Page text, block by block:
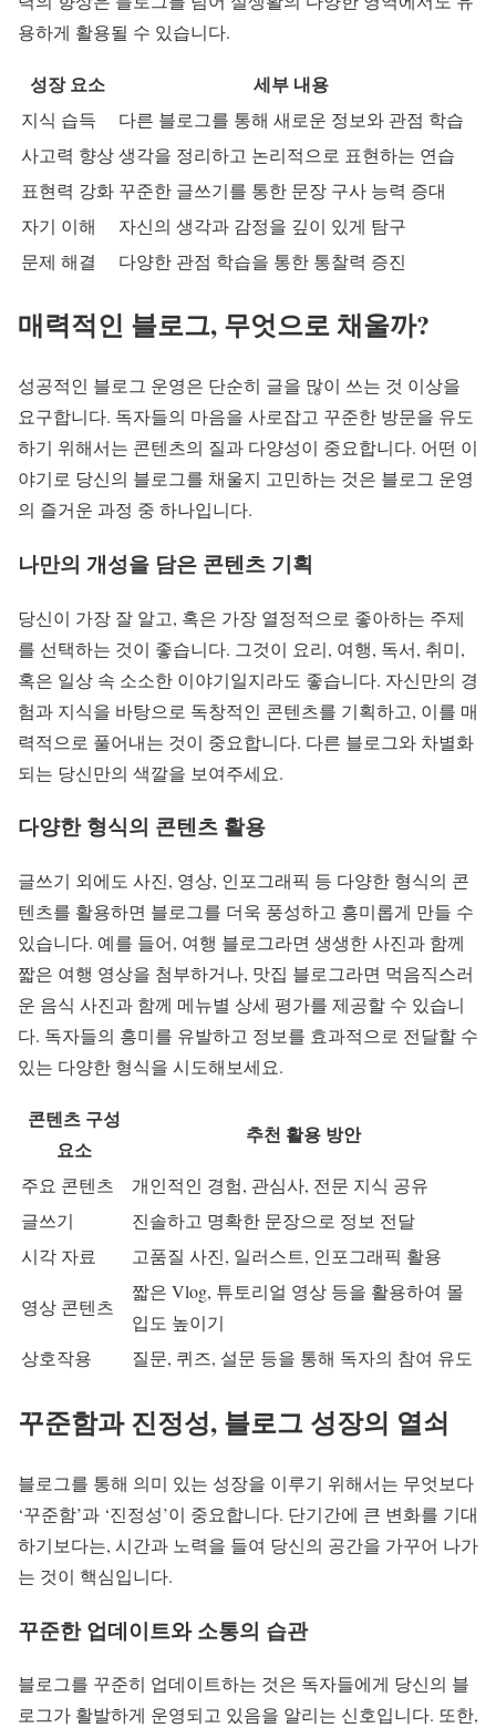
용하게 활용될 수 있습니다.
성장 요소 세부 내용
지식 습득
다른 블로그를 통해 새로운 정보와 관점 학습
사고력 향상생각을 정리하고 논리적으로 표현하는 연습
표현력 강화 꾸준한 글쓰기를 통한 문장 구사 능력 증대
자기 이해
자신의 생각과 감정을 깊이 있게 탐구
문제 해결
다양한 관점 학습을 통한 통찰력 증진
매력적인 블로그, 무엇으로 채울까?
성공적인 블로그 운영은 단순히 글을 많이 쓰는 것 이상을
요구합니다. 독자들의 마음을 사로잡고 꾸준한 방문을 유도
하기 위해서는 콘텐츠의 질과 다양성이 중요합니다. 어떤 이
야기로 당신의 블로그를 채울지 고민하는 것은 블로그 운영
의 즐거운 과정 중 하나입니다.
나만의 개성을 담은 콘텐츠 기획
당신이 가장 잘 알고, 혹은 가장 열정적으로 좋아하는 주제
를 선택하는 것이 좋습니다. 그것이 요리, 여행, 독서, 취미,
혹은 일상 속 소소한 이야기일지라도 좋습니다. 자신만의 경
험과 지식을 바탕으로 독창적인 콘텐츠를 기획하고, 이를 매
력적으로 풀어내는 것이 중요합니다. 다른 블로그와 차별화
되는 당신만의 색깔을 보여주세요.
다양한 형식의 콘텐츠 활용
글쓰기 외에도 사진, 영상, 인포그래픽 등 다양한 형식의 콘
텐츠를 활용하면 블로그를 더욱 풍성하고 흥미롭게 만들 수
있습니다. 예를 들어, 여행 블로그라면 생생한 사진과 함께
짧은 여행 영상을 첨부하거나, 맛집 블로그라면 먹음직스러
운 음식 사진과 함께 메뉴별 상세 평가를 제공할 수 있습니
다. 독자들의 흥미를 유발하고 정보를 효과적으로 전달할 수
있는 다양한 형식을 시도해보세요.
콘텐츠 구성
요소
추천 활용 방안
주요 콘텐츠
개인적인 경험, 관심사, 전문 지식 공유
글쓰기
진솔하고 명확한 문장으로 정보 전달
시각 자료
고품질 사진, 일러스트, 인포그래픽 활용
영상 콘텐츠
짧은 Vlog, 튜토리얼 영상 등을 활용하여 몰
입도 높이기
상호작용
질문, 퀴즈, 설문 등을 통해 독자의 참여 유도
꾸준함과 진정성, 블로그 성장의 열쇠
블로그를 통해 의미 있는 성장을 이루기 위해서는 무엇보다
‘꾸준함’과 ‘진정성’이 중요합니다. 단기간에 큰 변화를 기대
하기보다는, 시간과 노력을 들여 당신의 공간을 가꾸어 나가
는 것이 핵심입니다.
꾸준한 업데이트와 소통의 습관
블로그를 꾸준히 업데이트하는 것은 독자들에게 당신의 블
로그가 활발하게 운영되고 있음을 알리는 신호입니다. 또한,